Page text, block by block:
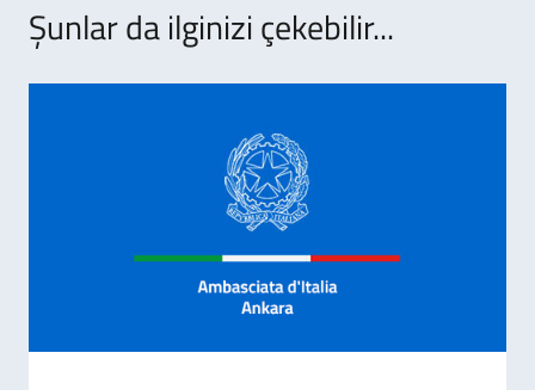
Şunlar da ilginizi çekebilir...